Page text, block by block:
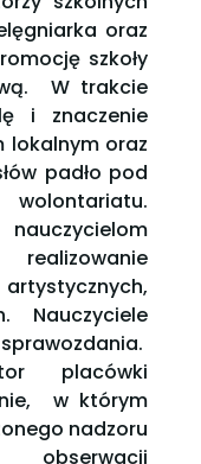
oraz
szkoły
W trakcie
i znaczenie
lokalnym oraz
padło pod
artystycznych,
Nauczyciele
placówki
w którym
nadzoru
obserwacji